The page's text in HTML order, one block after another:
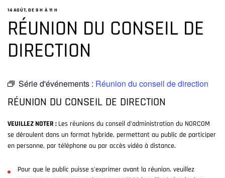
14 AOÛT, DE 9 H À 11 H
RÉUNION DU CONSEIL DE
DIRECTION
Série d'événements : Réunion du conseil de direction
RÉUNION DU CONSEIL DE DIRECTION
VEUILLEZ NOTER : Les réunions du conseil d'administration du NORCOM
se déroulent dans un format hybride, permettant au public de participer
en personne, par téléphone ou par accès vidéo à distance.
Pour que le public puisse s'exprimer avant la réunion, veuillez